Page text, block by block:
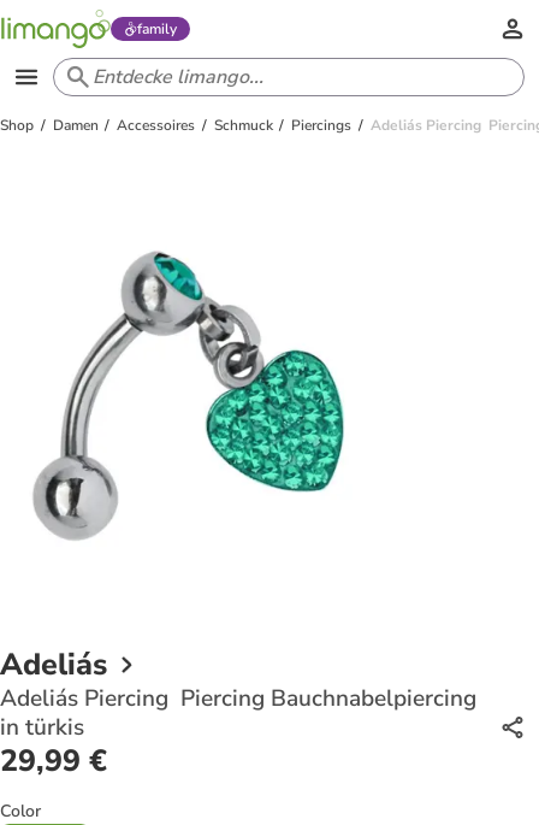
family
Shop Damen Accessoires Schmuck Piercings Adeliás Piercing
Adeliás
Adeliás Piercing Piercing Bauchnabelpiercing
in türkis
29,99 €
Color